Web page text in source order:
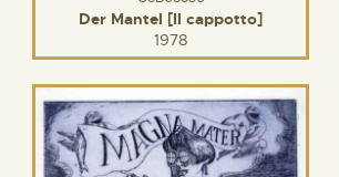
Der Mantel [Il cappotto]
1978